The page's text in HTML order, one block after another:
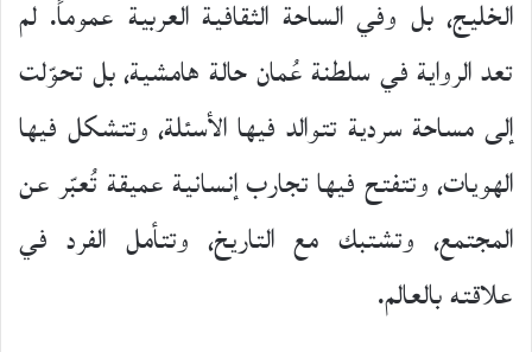
الخليج، بل وفي الساحة الثقافية العربية عموماً. لم
تعد الرواية في سلطنة عُمان حالة هامشية، بل تحوّلت
إلى مساحة سردية تتوالد فيها الأسئلة، وتتشكل فيها
الهويات، وتتفتح فيها تجارب إنسانية عميقة تُعبّر عن
المجتمع، وتشتبك مع التاريخ، وتتأمل الفرد في
علاقته بالعالم.